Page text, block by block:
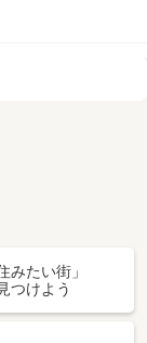
平野町
みたい街」
つけよう